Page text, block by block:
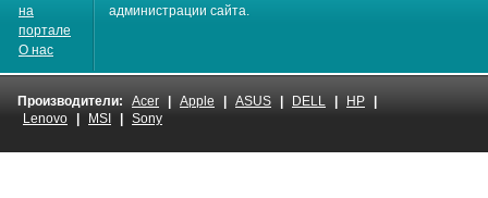
на
портале
О нас
администрации сайта.
Производители: Acer Apple ASUS DELL HP
Lenovo
MSI Sony